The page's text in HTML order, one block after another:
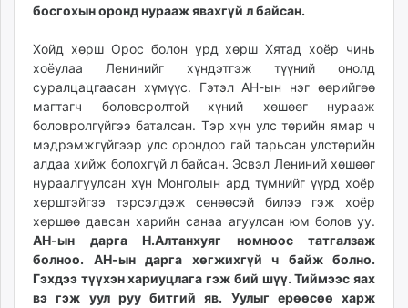
босгохын оронд нурааж явахгүй л байсан.
Хойд хөрш Орос болон урд хөрш Хятад хоёр чинь
хоёулаа Ленинийг хүндэтгэж түүний онолд
суралцацгаасан хүмүүс. Гэтэл АН-ын нэг өөрийгөө
магтагч боловсролтой хүний хөшөөг нурааж
боловролгүйгээ баталсан. Тэр хүн улс төрийн ямар ч
мэдрэмжгүйгээр улс орондоо гай тарьсан улстөрийн
алдаа хийж болохгүй л байсан. Эсвэл Лениний хөшөөг
нураалгуулсан хүн Монголын ард түмнийг үүрд хоёр
хөрштэйгээ тэрсэлдэж сөнөөсэй билээ гэж хоёр
хөршөө давсан харийн санаа агуулсан юм болов уу.
АН-ын дарга Н.Алтанхуяг номноос татгалзаж
болноо. АН-ын дарга хөгжихгүй ч байж болно.
Гэхдээ түүхэн хариуцлага гэж бий шүү. Тиймээс яах
вэ гэж уул руу битгий яв. Уулыг ерөөсөө харж